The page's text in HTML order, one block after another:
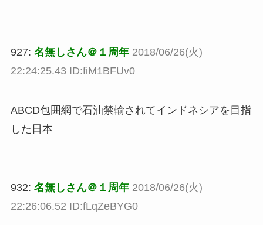
927: 名無しさん＠１周年 2018/06/26(火)
22:24:25.43 ID:fiM1BFUv0
ABCD包囲網で石油禁輸されてインドネシアを目指
した日本
932: 名無しさん＠１周年 2018/06/26(火)
22:26:06.52 ID:fLqZeBYG0